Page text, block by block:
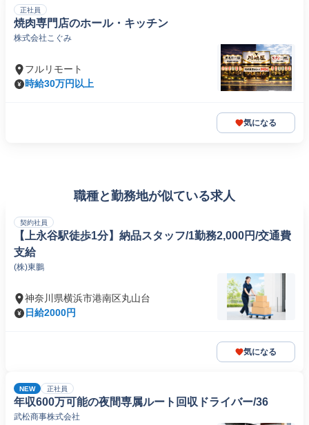
正社員
焼肉専門店のホール・キッチン
株式会社こぐみ
フルリモート
時給30万円以上
気になる
職種と勤務地が似ている求人
契約社員
【上永谷駅徒歩1分】納品スタッフ/1勤務2,000円/交通費
支給
(株)東鵬
神奈川県横浜市港南区丸山台
日給2000円
気になる
NEW 正社員
年収600万可能の夜間専属ルート回収ドライバー/36
武松商事株式会社